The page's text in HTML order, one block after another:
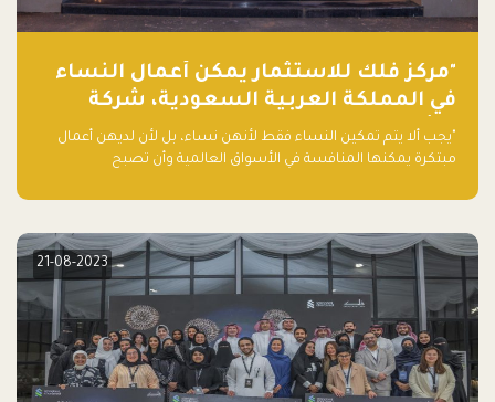
"مركز فلك للاستثمار يمكّن أعمال النساء
في المملكة العربية السعودية، شركة
ناشئة تلو الأخرى."
"يجب ألا يتم تمكين النساء فقط لأنهن نساء، بل لأن لديهن أعمال
مبتكرة يمكنها المنافسة في الأسواق العالمية وأن تصبح
21-08-2023